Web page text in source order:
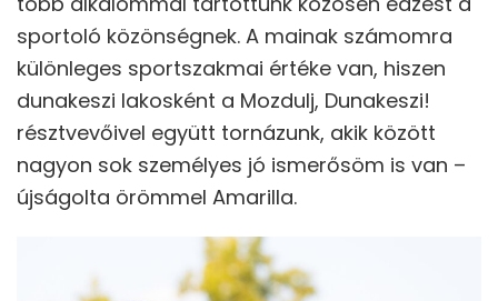
sportoló közönségnek. A mainak számomra
különleges sportszakmai értéke van, hiszen
dunakeszi lakosként a Mozdulj, Dunakeszi!
résztvevőivel együtt tornázunk, akik között
nagyon sok személyes jó ismerősöm is van –
újságolta örömmel Amarilla.